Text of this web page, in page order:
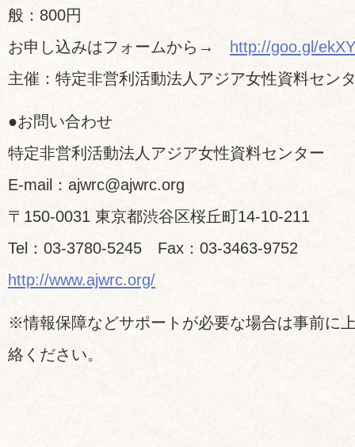
般：800円
お申し込みはフォームから→
http://goo.gl/
主催：特定非営利活動法人アジア女性資料セン
●お問い合わせ
特定非営利活動法人アジア女性資料センター
E-mail：ajwrc@ajwrc.org
〒150-0031 東京都渋谷区桜丘町14-10-211
Tel：03-3780-5245 Fax：03-3463-9752
http://www.ajwrc.org/
※情報保障などサポートが必要な場合は事前に
絡ください。